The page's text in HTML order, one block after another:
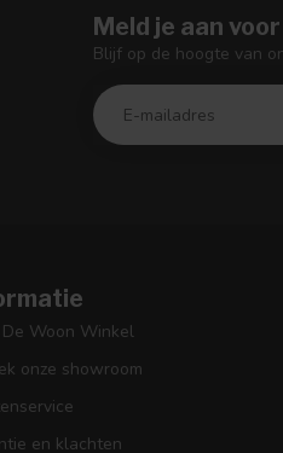
Meld je aan
Blijf op de hoogte van
Woon Winkel
onze showroom
en klachten